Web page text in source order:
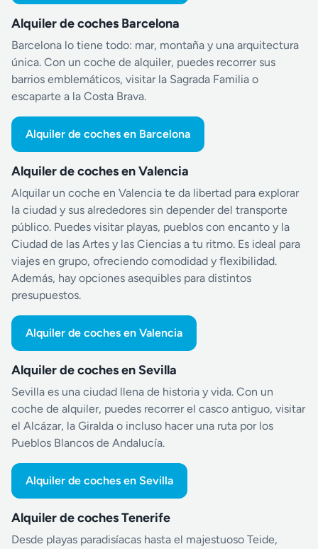
Alquiler de coches Barcelona
Barcelona lo tiene todo: mar, montaña y una arquitectura
única. Con un coche de alquiler, puedes recorrer sus
barrios emblemáticos, visitar la Sagrada Familia o
escaparte a la Costa Brava.
Alquiler de coches en Barcelona
Alquiler de coches en Valencia
Alquilar un coche en Valencia te da libertad para explorar
la ciudad y sus alrededores sin depender del transporte
público. Puedes visitar playas, pueblos con encanto y la
Ciudad de las Artes y las Ciencias a tu ritmo. Es ideal para
viajes en grupo, ofreciendo comodidad y flexibilidad.
Además, hay opciones asequibles para distintos
presupuestos.
Alquiler de coches en Valencia
Alquiler de coches en Sevilla
Sevilla es una ciudad llena de historia y vida. Con un
coche de alquiler, puedes recorrer el casco antiguo, visitar
el Alcázar, la Giralda o incluso hacer una ruta por los
Pueblos Blancos de Andalucía.
Alquiler de coches en Sevilla
Alquiler de coches Tenerife
Desde playas paradisíacas hasta el majestuoso Teide,